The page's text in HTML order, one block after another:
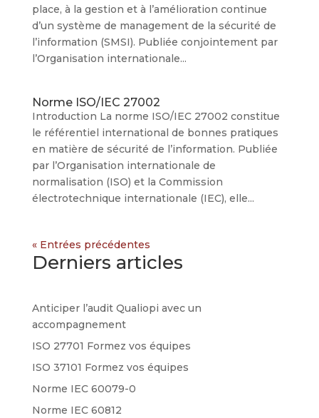
place, à la gestion et à l’amélioration continue
d’un système de management de la sécurité de
l’information (SMSI). Publiée conjointement par
l’Organisation internationale...
Norme ISO/IEC 27002
Introduction La norme ISO/IEC 27002 constitue
le référentiel international de bonnes pratiques
en matière de sécurité de l’information. Publiée
par l’Organisation internationale de
normalisation (ISO) et la Commission
électrotechnique internationale (IEC), elle...
« Entrées précédentes
Derniers articles
Anticiper l’audit Qualiopi avec un
accompagnement
ISO 27701 Formez vos équipes
ISO 37101 Formez vos équipes
Norme IEC 60079-0
Norme IEC 60812